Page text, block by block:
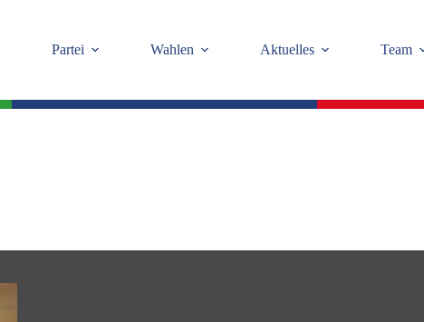
Partei Wahlen Aktuelles Team